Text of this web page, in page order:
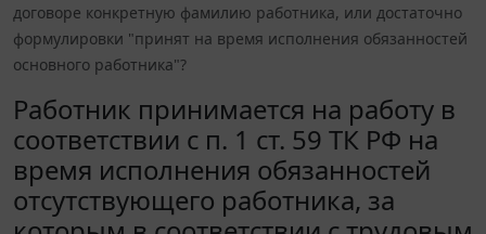
договоре конкретную фамилию работника, или достаточно
формулировки "принят на время исполнения обязанностей
основного работника"?
Работник принимается на работу в
соответствии с п. 1 ст. 59 ТК РФ на
время исполнения обязанностей
отсутствующего работника, за